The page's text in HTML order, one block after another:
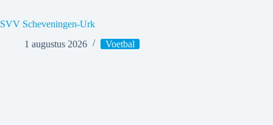
SVV Scheveningen-Urk
1 augustus 2026
Voetbal